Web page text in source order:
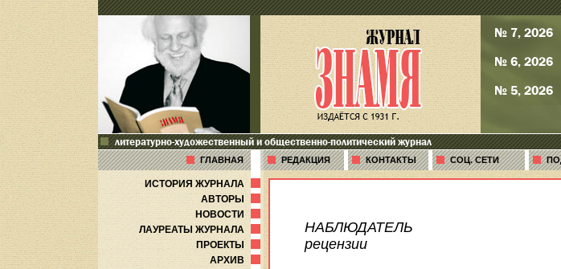
№ 7, 2026
№ 6, 2026
№ 5, 2026
литературно-художественный и общественно-политический журнал
ГЛАВНАЯ РЕДАКЦИЯ КОНТАКТЫ СОЦ. СЕТИ
ИСТОРИЯ ЖУРНАЛА
АВТОРЫ
НОВОСТИ
ЛАУРЕАТЫ ЖУРНАЛА
ПРОЕКТЫ
АРХИВ
НАБЛЮДАТЕЛЬ
рецензии